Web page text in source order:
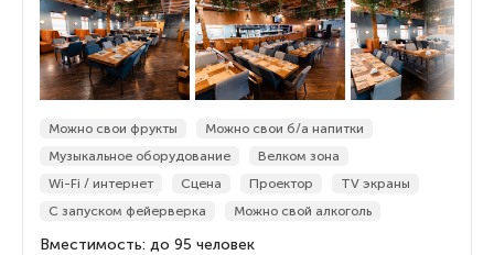
Можно свои фрукты
Можно свои б/а напитки
Музыкальное оборудование
Велком зона
Wi-Fi / интернет
Сцена Проектор
TV экраны
С запуском фейерверка
Можно свой алкоголь
Вместимость: до 95 человек